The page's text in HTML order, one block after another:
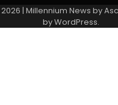
| Millennium News by
byWordPress.